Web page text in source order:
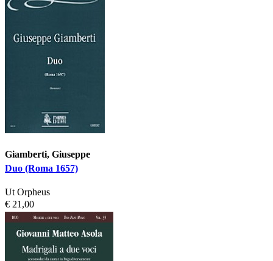
Giamberti, Giuseppe
Duo (Roma 1657)
Ut Orpheus
€ 21,00